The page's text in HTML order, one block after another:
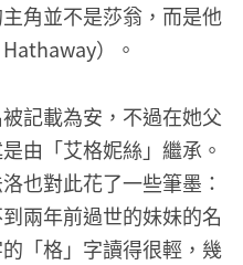
角並不是莎翁，而是他
）。
記載為安，不過在她父
由「艾格妮絲」繼承。
也對此花了一些筆墨：
兩年前過世的妹妹的名
「格」字讀得很輕，幾